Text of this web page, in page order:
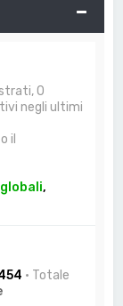
0
negli ultimi
il
,
• Totale